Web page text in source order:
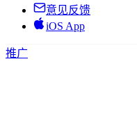
意见反馈
iOS App
推广